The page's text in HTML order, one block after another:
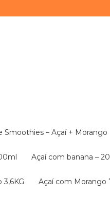
e Smoothies – Açaí + Morango
Açaí com banana –
3,6KG Açaí com